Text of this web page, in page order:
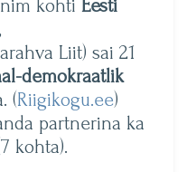
kohti Eesti
Liit) sai 21
demokraatlik
(Riigikogu.ee)
partnerina ka
kohta).